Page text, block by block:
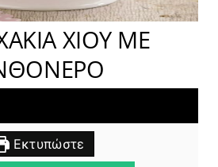
ΧΙΟΥ ΜΕ
Εκτυπώστε